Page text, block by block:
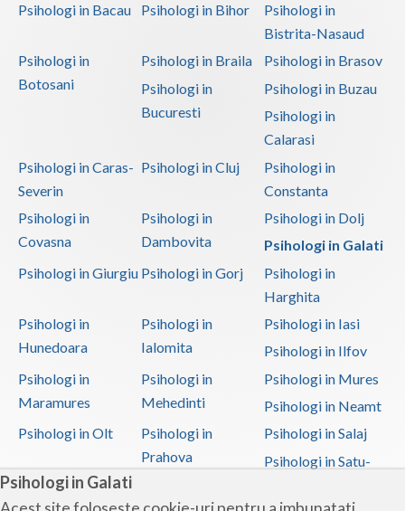
Psihologi in Galati
Psihologi in Bacau
Psihologi in Bihor
Psihologi in
Bistrita-Nasaud
Psihologi in
Botosani
Psihologi in Braila
Psihologi in Brasov
Psihologi in
Bucuresti
Psihologi in Buzau
Psihologi in
Calarasi
Psihologi in Caras-
Severin
Psihologi in Cluj
Psihologi in
Constanta
Psihologi in
Covasna
Psihologi in
Dambovita
Psihologi in Dolj
Psihologi in Galati
Psihologi in Giurgiu Psihologi in Gorj
Psihologi in
Harghita
Psihologi in
Hunedoara
Psihologi in
Ialomita
Psihologi in Iasi
Psihologi in Ilfov
Psihologi in
Maramures
Psihologi in
Mehedinti
Psihologi in Mures
Psihologi in Neamt
Psihologi in Olt
Psihologi in
Prahova
Psihologi in Salaj
Psihologi in Satu-